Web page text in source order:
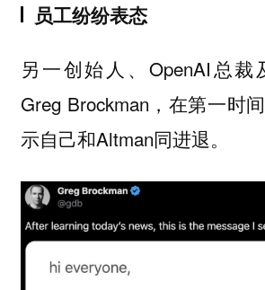
员工纷纷表态
另一创始人、OpenAI总
Greg Brockman，在第一时
示自己和Altman同进退。